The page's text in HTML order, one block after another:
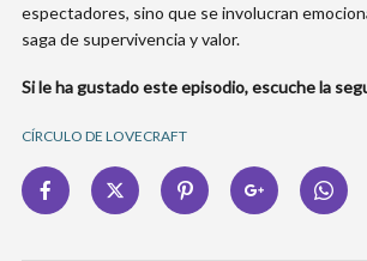
espectadores, sino que se involucran
saga de supervivencia y valor.
Si le ha gustado este episodio, escuche la
CÍRCULO DE LOVECRAFT